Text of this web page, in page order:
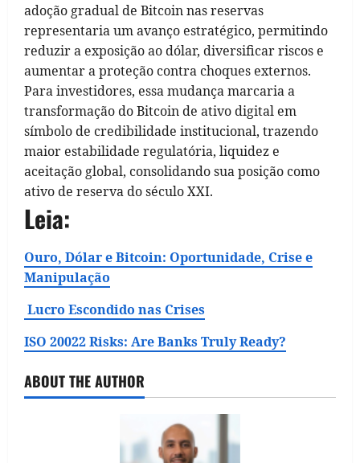
adoção gradual de Bitcoin nas reservas
representaria um avanço estratégico, permitindo
reduzir a exposição ao dólar, diversificar riscos e
aumentar a proteção contra choques externos.
Para investidores, essa mudança marcaria a
transformação do Bitcoin de ativo digital em
símbolo de credibilidade institucional, trazendo
maior estabilidade regulatória, liquidez e
aceitação global, consolidando sua posição como
ativo de reserva do século XXI.
Leia:
Ouro, Dólar e Bitcoin: Oportunidade, Crise e
Manipulação
Lucro Escondido nas Crises
ISO 20022 Risks: Are Banks Truly Ready?
ABOUT THE AUTHOR